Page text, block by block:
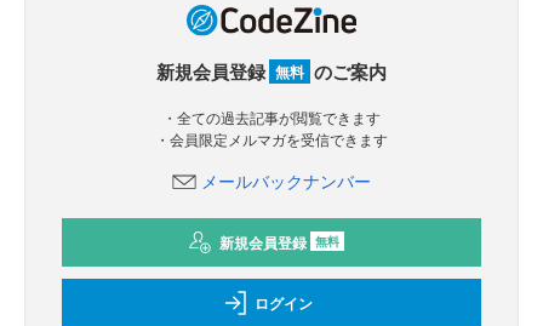
新規会員登録 無料 のご案内
・全ての過去記事が閲覧できます
・会員限定メルマガを受信できます
メールバックナンバー
新規会員登録 無料
ログイン